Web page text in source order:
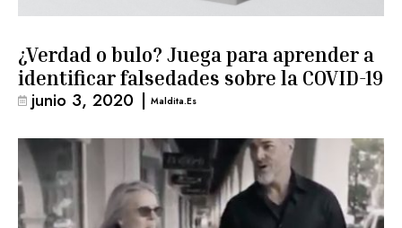
¿Verdad o bulo? Juega para aprender a
identificar falsedades sobre la COVID-19
junio 3, 2020 | Maldita.es